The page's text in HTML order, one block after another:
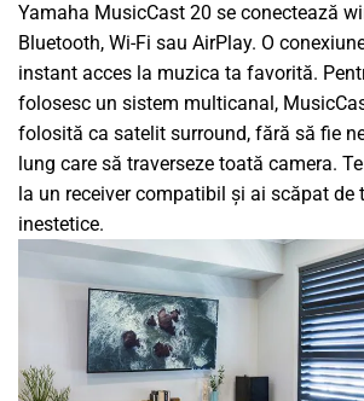
Yamaha MusicCast 20 se conectează
Bluetooth, Wi-Fi sau AirPlay. O
instant acces la muzica ta favorită.
folosesc un sistem multicanal,
folosită ca satelit surround, fără să fie
lung care să traverseze toată camera.
la un receiver compatibil și ai scăpat de
inestetice.